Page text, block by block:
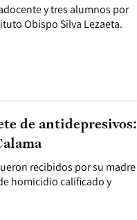
y tres alumnos por
Obispo Silva Lezaeta.
recibidos por su madre
homicidio calificado y
de antidepresivos: